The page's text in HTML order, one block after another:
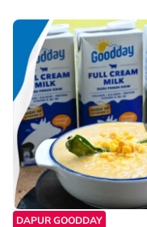
DAPUR GOODDAY